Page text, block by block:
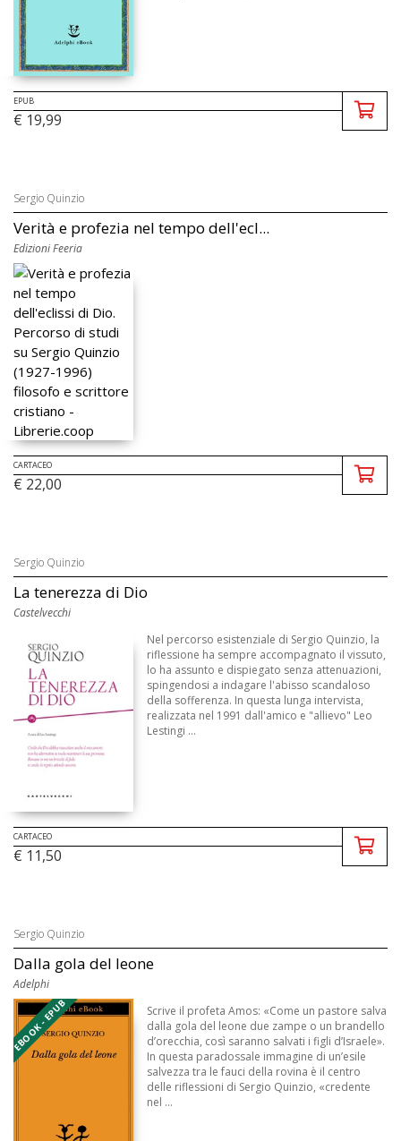
EPUB
€ 19,99
Sergio Quinzio
Verità e profezia nel tempo dell'ecl...
Edizioni Feeria
CARTACEO
€ 22,00
Sergio Quinzio
La tenerezza di Dio
Castelvecchi
Nel percorso esistenziale di Sergio Quinzio, la
riflessione ha sempre accompagnato il vissuto,
lo ha assunto e dispiegato senza attenuazioni,
spingendosi a indagare l'abisso scandaloso
della sofferenza. In questa lunga intervista,
realizzata nel 1991 dall'amico e "allievo" Leo
Lestingi ...
CARTACEO
€ 11,50
Sergio Quinzio
Dalla gola del leone
Adelphi
EBOOK - EPUB
Scrive il profeta Amos: «Come un pastore salva
dalla gola del leone due zampe o un brandello
d’orecchia, così saranno salvati i figli d’Israele».
In questa paradossale immagine di un’esile
salvezza tra le fauci della rovina è il centro
delle riflessioni di Sergio Quinzio, «credente
nel ...